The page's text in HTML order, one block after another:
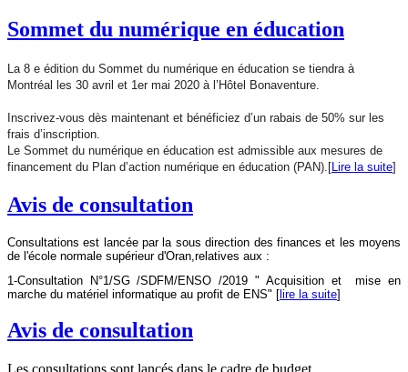
Sommet du numérique en éducation
La 8 e édition du Sommet du numérique en éducation se tiendra à
Montréal les 30 avril et 1er mai 2020 à l’Hôtel Bonaventure.
Inscrivez-vous dès maintenant et bénéficiez d’un rabais de 50% sur les
frais d’inscription.
Le Sommet du numérique en éducation est admissible aux mesures de
financement du Plan d’action numérique en éducation (PAN).[Lire la suite]
Avis de consultation
Consultations est lancée par la sous direction des finances et les moyens
de l'école normale supérieur d'Oran,relatives aux :
1-Consultation N°1/SG /SDFM/ENSO /2019 "Acquisition et mise en
marche du matériel informatique au profit de ENS" [lire la suite]
Avis de consultation